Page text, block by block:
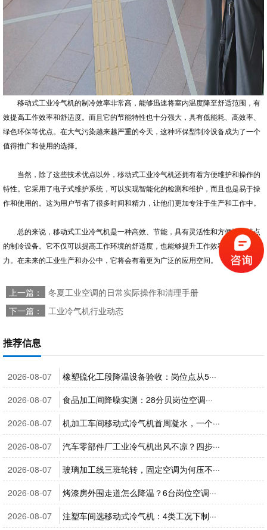
移动式工业冷气机的制冷效率非常高，能够迅速将室内温度降至舒适范围，有
效提高工作效率和舒适度。而且它的节能特性也十分强大，具有低能耗、高效率、
绿色环保等优点。在大气污染越来越严重的今天，这种环保型制冷设备成为了一个
值得推广和使用的选择。
当然，除了这些技术优点以外，移动式工业冷气机还拥有着方便维护和操作的
特性。它采用了电子式维护系统，可以实现智能化的检测和维护，而且也是易于操
作和使用的。这为用户节省了很多时间和精力，让他们更加专注于生产和工作中。
总的来说，移动式工业冷气机是一种高效、节能，具有灵活性和方便性等特点
的制冷设备。它不仅可以提高工作环境的舒适度，也能够提升工作效率和生产能
力。在未来的工业生产和办公中，它将会有着更为广泛的应用空间。
上一篇：
冬夏工业空调的日常实际操作和清理手册
下一篇：
工业冷气机行业动态
推荐信息
2026-08-07
橡塑硫化工段降温设备验收：岗位点从5···
2026-08-07
食品加工间降噪实测：28分贝岗位空调···
2026-08-07
机加工车间移动式冷气机首周凝水，一个···
2026-08-07
汽车零部件厂工业冷气机出风不凉？四步···
2026-08-07
玻璃加工线三班轮转，固定空调为何压不···
2026-08-07
烤漆房外围走道怎么降温？6台岗位空调···
2026-08-07
注塑车间选移动式冷气机：4类工况下制···